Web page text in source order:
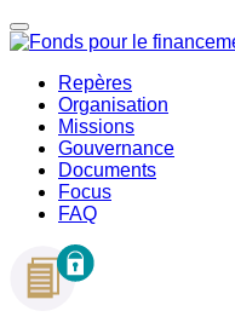
Repères
Organisation
Missions
Gouvernance
Documents
Focus
FAQ